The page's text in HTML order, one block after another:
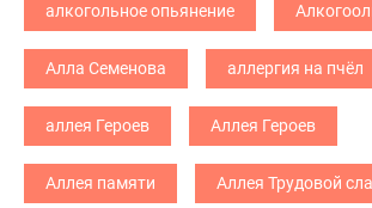
алкогольное опьянение
Алла Семенова аллергия на пчёл
аллея Героев Аллея Героев
Аллея памяти Аллея Трудовой